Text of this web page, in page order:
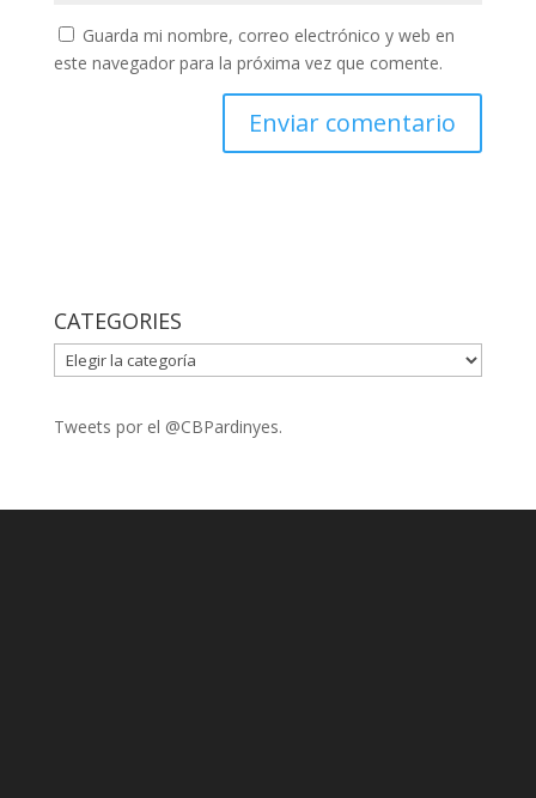
Guarda mi nombre, correo electrónico y web en
este navegador para la próxima vez que comente.
CATEGORIES
CATEGORIES
Tweets por el @CBPardinyes.